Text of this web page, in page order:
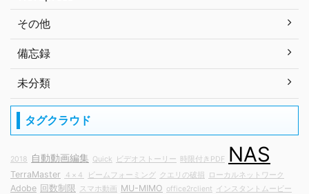
その他
備忘録
未分類
タグクラウド
2018 自動動画編集 Quick ビデオストーリー 時限付きPDF NAS
TerraMaster ４×４ ビームフォーミング クエリの破損 ローカルネットワーク
Adobe 回数制限 スマホ動画 MU-MIMO office2rclient
インスタントムービー